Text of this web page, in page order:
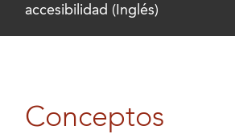
accesibilidad (Inglés)
Conceptos